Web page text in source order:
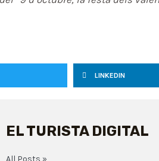
LINKEDIN
EL TURISTA DIGITAL
All Posts »